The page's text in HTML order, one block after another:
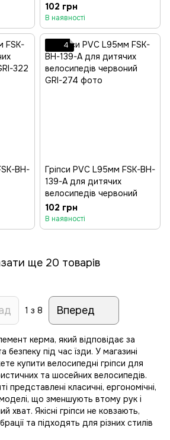
102 грн
В наявності
BH-
4
Гріпси PVC L95мм FSK-BH-
139-A для дитячих
велосипедів червоний
102 грн
В наявності
ще 20 товарів
1 з 8 Вперед
керма, який відповідає за
під час їзди. У магазині
купити велосипедні гріпси для
та шосейних велосипедів.
представлені класичні, ергономічні,
моделі, що зменшують втому рук і
хват. Якісні гріпси не ковзають,
та підходять для різних стилів